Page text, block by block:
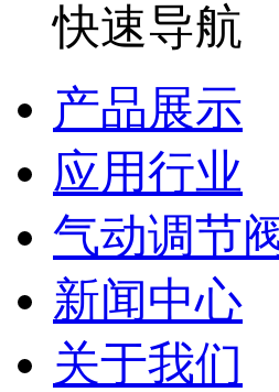
快速导航
产品展示
应用行业
气动调节
新闻中心
关于我们